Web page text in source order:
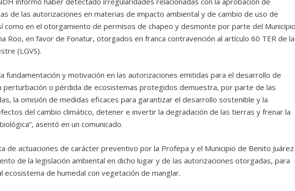
de las autorizaciones en materias de impacto ambiental y de cambio de uso de
como en el otorgamiento de permisos de chapeo y desmonte por parte del
Roo, en favor de Fonatur, otorgados en franca contravención al artículo 60 TER de la
(LGVS).
fundamentación y motivación en las autorizaciones emitidas para el desarrollo de
perturbación o pérdida de ecosistemas protegidos demuestra, por parte de las
la omisión de medidas eficaces para garantizar el desarrollo sostenible y la
del cambio climático, detener e invertir la degradación de las tierras y frenar la
asentó en un comunicado.
de actuaciones de carácter preventivo por la Profepa y el Municipio de Benito Juárez
de la legislación ambiental en dicho lugar y de las autorizaciones otorgadas, para
ecosistema de humedal con vegetación de manglar.